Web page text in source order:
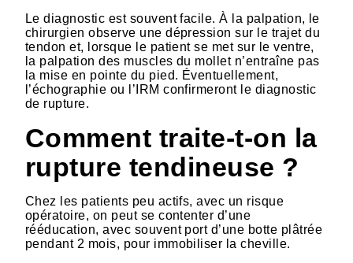
Le diagnostic est souvent facile. À la palpation, le
chirurgien observe une dépression sur le trajet du
tendon et, lorsque le patient se met sur le ventre,
la palpation des muscles du mollet n’entraîne pas
la mise en pointe du pied. Éventuellement,
l’échographie ou l’IRM confirmeront le diagnostic
de rupture.
Comment traite-t-on la
rupture tendineuse ?
Chez les patients peu actifs, avec un risque
opératoire, on peut se contenter d’une
rééducation, avec souvent port d’une botte plâtrée
pendant 2 mois, pour immobiliser la cheville.